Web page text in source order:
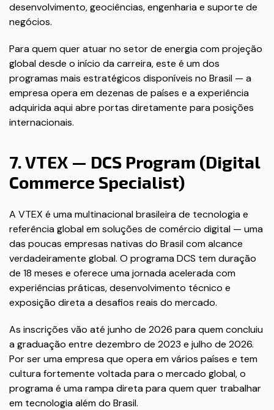
desenvolvimento, geociências, engenharia e suporte de
negócios.
Para quem quer atuar no setor de energia com projeção
global desde o início da carreira, este é um dos
programas mais estratégicos disponíveis no Brasil — a
empresa opera em dezenas de países e a experiência
adquirida aqui abre portas diretamente para posições
internacionais.
7. VTEX — DCS Program (Digital
Commerce Specialist)
A VTEX é uma multinacional brasileira de tecnologia e
referência global em soluções de comércio digital — uma
das poucas empresas nativas do Brasil com alcance
verdadeiramente global. O programa DCS tem duração
de 18 meses e oferece uma jornada acelerada com
experiências práticas, desenvolvimento técnico e
exposição direta a desafios reais do mercado.
As inscrições vão até junho de 2026 para quem concluiu
a graduação entre dezembro de 2023 e julho de 2026.
Por ser uma empresa que opera em vários países e tem
cultura fortemente voltada para o mercado global, o
programa é uma rampa direta para quem quer trabalhar
em tecnologia além do Brasil.